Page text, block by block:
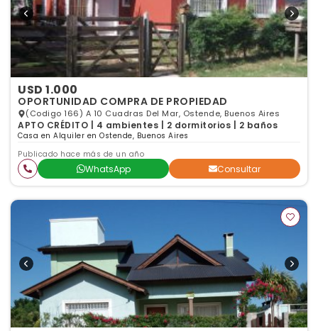
USD 1.000
OPORTUNIDAD COMPRA DE PROPIEDAD
(Codigo 166) A 10 Cuadras Del Mar, Ostende, Buenos Aires
APTO CRÉDITO | 4 ambientes | 2 dormitorios | 2 baños
Casa en Alquiler en Ostende, Buenos Aires
Publicado hace más de un año
WhatsApp Consultar